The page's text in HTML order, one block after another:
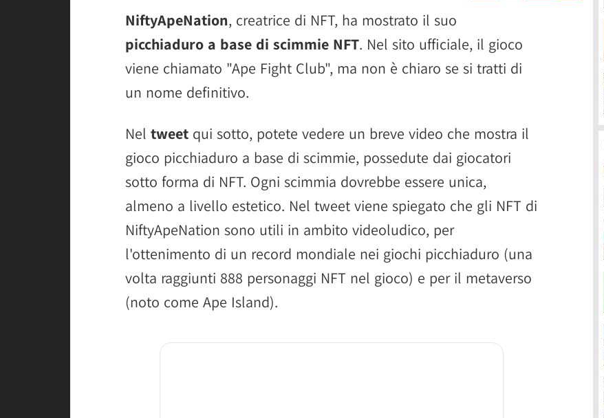
NiftyApeNation, creatrice di NFT, ha mostrato il suo
picchiaduro a base di scimmie NFT. Nel sito ufficiale, il gioco
viene chiamato "Ape Fight Club", ma non è chiaro se si tratti di
un nome definitivo.
Nel tweet qui sotto, potete vedere un breve video che mostra il
gioco picchiaduro a base di scimmie, possedute dai giocatori
sotto forma di NFT. Ogni scimmia dovrebbe essere unica,
almeno a livello estetico. Nel tweet viene spiegato che gli NFT di
NiftyApeNation sono utili in ambito videoludico, per
l'ottenimento di un record mondiale nei giochi picchiaduro (una
volta raggiunti 888 personaggi NFT nel gioco) e per il metaverso
(noto come Ape Island).